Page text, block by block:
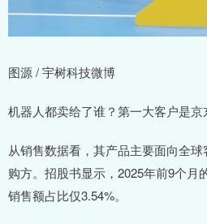
图源 / 宇树科技微博
机器人都卖给了谁？第一大客户是京
从销售数据看，其产品主要面向全
购方。招股书显示，2025年前9个月
销售额占比仅3.54%。